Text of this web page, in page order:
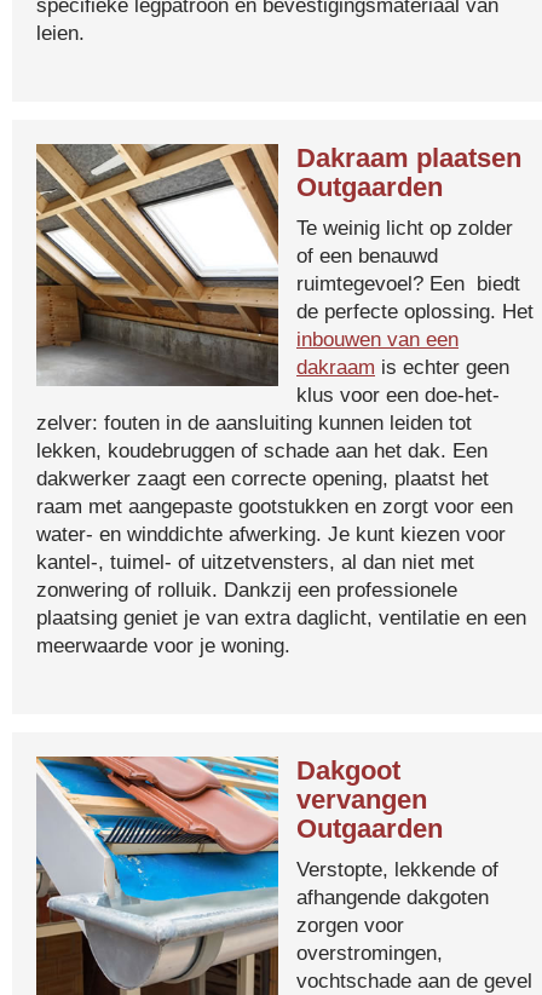
specifieke legpatroon en bevestigingsmateriaal van
leien.
Dakraam plaatsen
Outgaarden
Te weinig licht op zolder
of een benauwd
ruimtegevoel? Een biedt
de perfecte oplossing. Het
inbouwen van een
dakraam is echter geen
klus voor een doe-het-
zelver: fouten in de aansluiting kunnen leiden tot
lekken, koudebruggen of schade aan het dak. Een
dakwerker zaagt een correcte opening, plaatst het
raam met aangepaste gootstukken en zorgt voor een
water- en winddichte afwerking. Je kunt kiezen voor
kantel-, tuimel- of uitzetvensters, al dan niet met
zonwering of rolluik. Dankzij een professionele
plaatsing geniet je van extra daglicht, ventilatie en een
meerwaarde voor je woning.
Dakgoot
vervangen
Outgaarden
Verstopte, lekkende of
afhangende dakgoten
zorgen voor
overstromingen,
vochtschade aan de gevel